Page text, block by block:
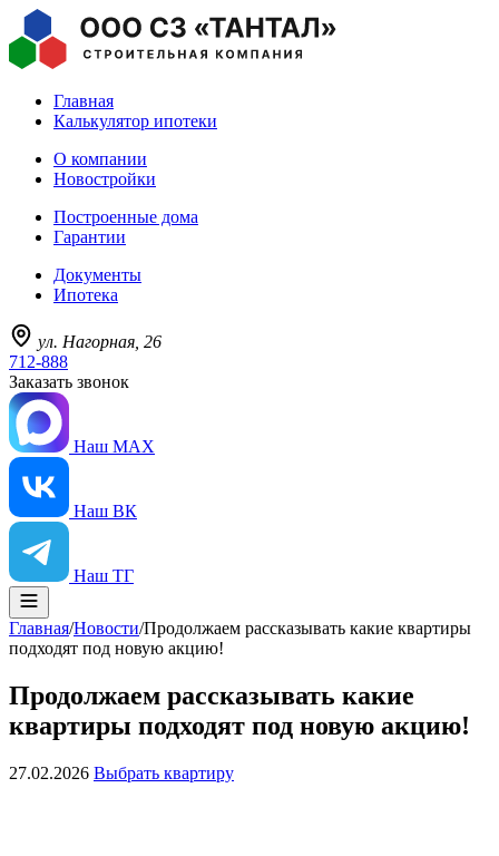
Главная
Калькулятор ипотеки
О компании
Новостройки
Построенные дома
Гарантии
Документы
Ипотека
ул. Нагорная, 26
712-888
Заказать звонок
Наш MAX
Наш ВК
Наш ТГ
Главная/Новости/Продолжаем рассказывать какие квартиры
подходят под новую акцию!
Продолжаем рассказывать какие
квартиры подходят под новую акцию!
27.02.2026 Выбрать квартиру